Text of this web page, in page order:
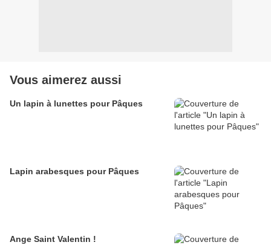
Vous aimerez aussi
Un lapin à lunettes pour Pâques
Lapin arabesques pour Pâques
Ange Saint Valentin !